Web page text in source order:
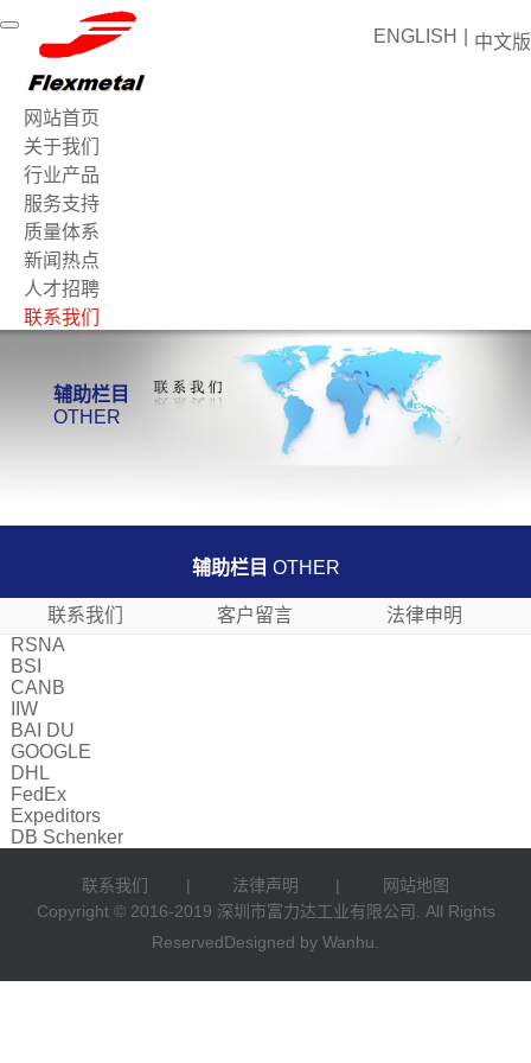
中文版
ENGLISH
网站首页
关于我们
行业产品
服务支持
质量体系
新闻热点
人才招聘
联系我们
辅助栏目
OTHER
辅助栏目 OTHER
联系我们 客户留言
法律申明
RSNA
BSI
CANB
IIW
BAI DU
GOOGLE
DHL
FedEx
Expeditors
DB Schenker
联系我们 | 法律声明 |
网站地图
Copyright © 2016-2019 深圳市富力达工业有限公司. All Rights
ReservedDesigned by Wanhu